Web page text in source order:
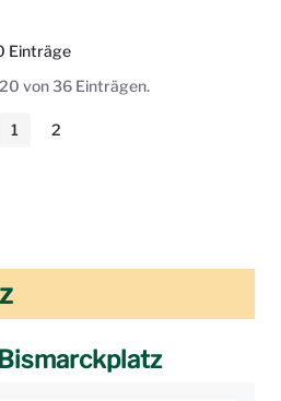
Einträge
Pro Seite
von 36 Einträgen.
Seite
1 Seite
2